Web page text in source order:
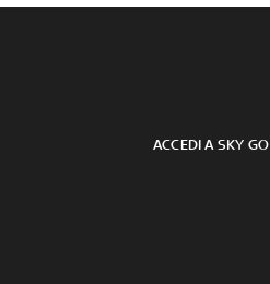
ACCEDI A SKY GO